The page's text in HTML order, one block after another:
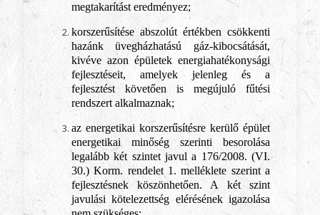
megtakarítást eredményez;
korszerűsítése abszolút értékben csökkenti
hazánk üvegházhatású gáz-kibocsátását,
kivéve azon épületek energiahatékonysági
fejlesztéseit, amelyek jelenleg és a
fejlesztést követően is megújuló fűtési
rendszert alkalmaznak;
az energetikai korszerűsítésre kerülő épület
energetikai minőség szerinti besorolása
legalább két szintet javul a 176/2008. (VI.
30.) Korm. rendelet 1. melléklete szerint a
fejlesztésnek köszönhetően. A két szint
javulási kötelezettség elérésének igazolása